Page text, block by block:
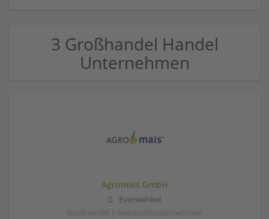
3 Großhandel Handel
Unternehmen
Agromais GmbH
Everswinkel
Großhandel | Saatzuchtunternehmen